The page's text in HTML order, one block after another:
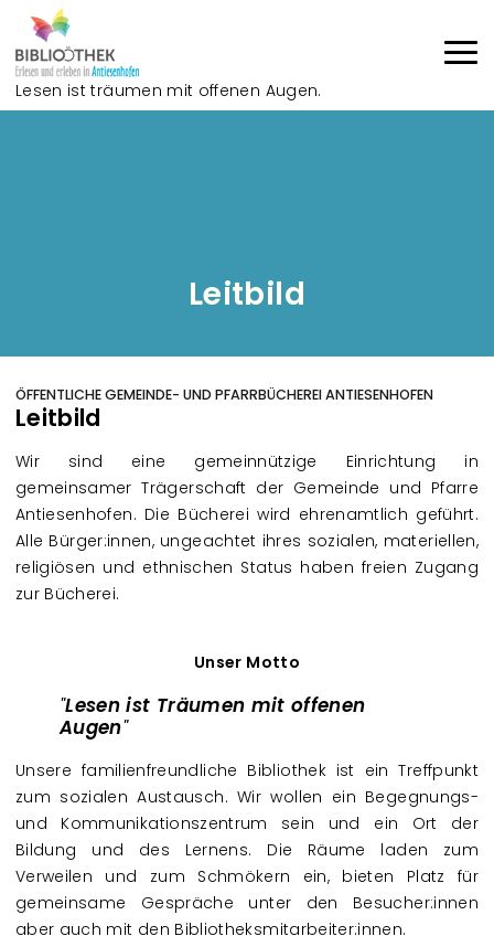
Lesen ist träumen mit offenen Augen.
Leitbild
ÖFFENTLICHE GEMEINDE- UND PFARRBÜCHEREI ANTIESENHOFEN
Leitbild
Wir sind eine gemeinnützige Einrichtung in
gemeinsamer Trägerschaft der Gemeinde und Pfarre
Antiesenhofen. Die Bücherei wird ehrenamtlich geführt.
Alle Bürger:innen, ungeachtet ihres sozialen, materiellen,
religiösen und ethnischen Status haben freien Zugang
zur Bücherei.
Unser Motto
Lesen ist Träumen mit offenen
Augen
Unsere familienfreundliche Bibliothek ist ein Treffpunkt
zum sozialen Austausch. Wir wollen ein Begegnungs-
und Kommunikationszentrum sein und ein Ort der
Bildung und des Lernens. Die Räume laden zum
Verweilen und zum Schmökern ein, bieten Platz für
gemeinsame Gespräche unter den Besucher:innen
aber auch mit den Bibliotheksmitarbeiter:innen.